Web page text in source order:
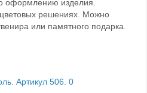
оформлению изделия.
цветовых решениях. Можно
или памятного подарка.